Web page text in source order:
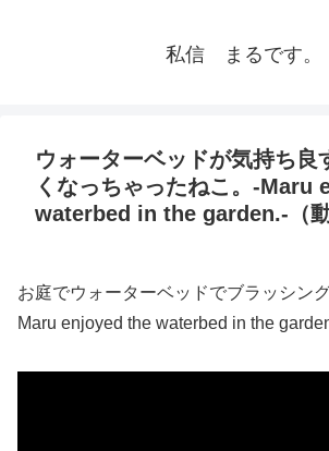
私信 まるです。
ウォーターベッドが気持ち良
くなっちゃったねこ。-Maru
waterbed in the garden.-（動
お庭でウォーターベッドでブラッシング
Maru enjoyed the waterbed in the